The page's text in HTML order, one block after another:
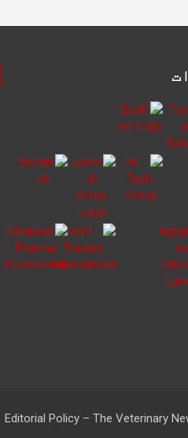
Editorial Policy – The Veterinary